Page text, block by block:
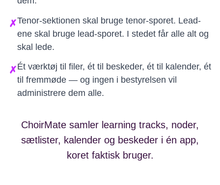
✗Tenor-sektionen skal bruge tenor-sporet. Lead-
ene skal bruge lead-sporet. I stedet får alle alt og
skal lede.
✗Ét værktøj til filer, ét til beskeder, ét til kalender, ét
til fremmøde — og ingen i bestyrelsen vil
administrere dem alle.
ChoirMate samler learning tracks, noder,
sætlister, kalender og beskeder i én app,
koret faktisk bruger.